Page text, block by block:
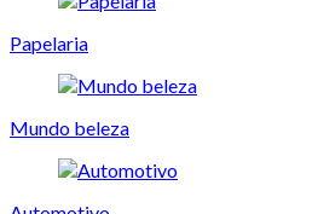
Papelaria
Mundo beleza